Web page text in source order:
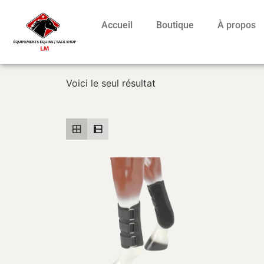
Accueil Boutique À propos
Voici le seul résultat